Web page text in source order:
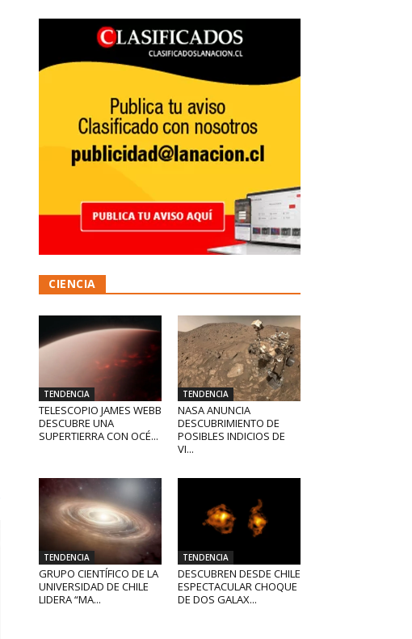
CIENCIA
TENDENCIA
TELESCOPIO JAMES WEBB
DESCUBRE UNA
SUPERTIERRA CON OCÉ...
TENDENCIA
NASA ANUNCIA
DESCUBRIMIENTO DE
POSIBLES INDICIOS DE
VI...
TENDENCIA
GRUPO CIENTÍFICO DE LA
UNIVERSIDAD DE CHILE
LIDERA “MA...
TENDENCIA
DESCUBREN DESDE CHILE
ESPECTACULAR CHOQUE
DE DOS GALAX...